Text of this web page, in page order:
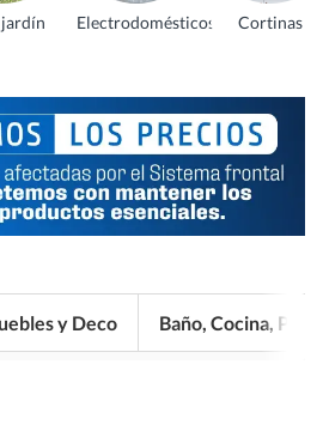
Electrodomésticos Cortinas
y Deco Baño, Cocina, Pisos